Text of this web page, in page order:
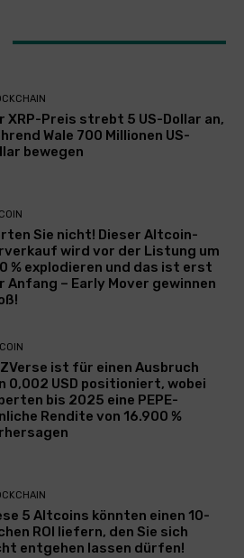
XRP-Preis strebt 5 US-Dollar an,
Wale 700 Millionen US-
bewegen
Sie nicht! Dieser Altcoin-
wird vor der Listung um
% explodieren und das ist erst
Anfang – Early Mover gewinnen
ist für einen Ausbruch
0,002 USD positioniert, wobei
bis 2025 eine PEPE-
Rendite von 16.900 %
5 Altcoins könnten einen 10-
ROI liefern, den Sie sich
entgehen lassen dürfen!